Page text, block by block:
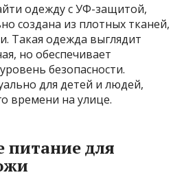
одежду с УФ-защитой,
создана из плотных тканей,
Такая одежда выглядит
но обеспечивает
безопасности.
для детей и людей,
времени на улице.
питание для